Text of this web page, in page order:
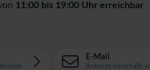
11:00 bis 19:00 Uhr erreichbar
E-Mail
Antwort innerhalb